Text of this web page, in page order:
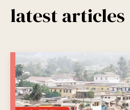
latest articles